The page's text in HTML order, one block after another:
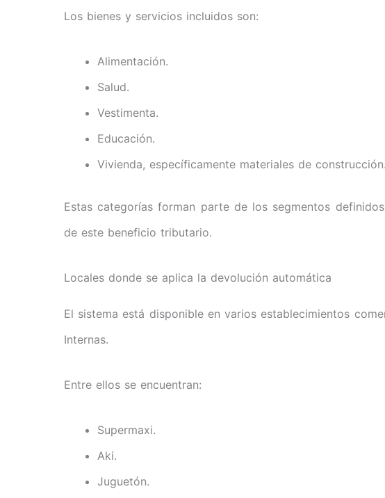
Los bienes y servicios incluidos son:
Alimentación.
Salud.
Vestimenta.
Educación.
Vivienda, específicamente materiales de construcción.
Estas categorías forman parte de los segmentos
de este beneficio tributario.
Locales donde se aplica la devolución automática
El sistema está disponible en varios establecimientos
Internas.
Entre ellos se encuentran:
Supermaxi.
Aki.
Juguetón.